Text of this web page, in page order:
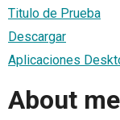
Titulo de Prueba
Descargar
Aplicaciones
About me